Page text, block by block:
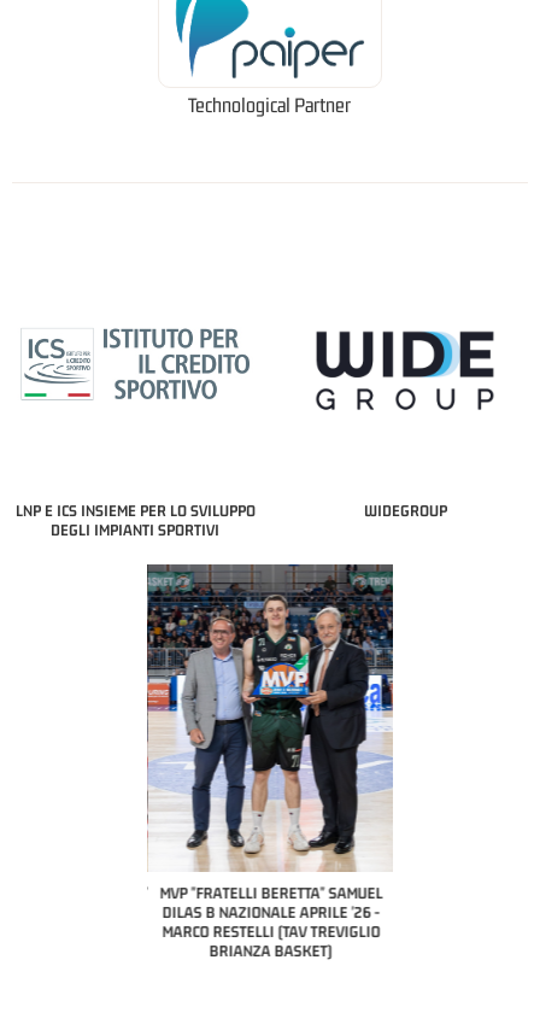
Technological Partner
LNP E ICS INSIEME PER LO SVILUPPO
DEGLI IMPIANTI SPORTIVI
WIDEGROUP
MVP "FRATELLI BERETTA" SAMUEL
DILAS B NAZIONALE APRILE '26 -
MARCO RESTELLI (TAV TREVIGLIO
BRIANZA BASKET)